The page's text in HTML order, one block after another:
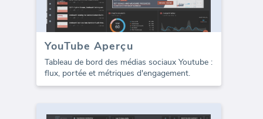
YouTube Aperçu
Tableau de bord des médias sociaux Youtube :
flux, portée et métriques d'engagement.